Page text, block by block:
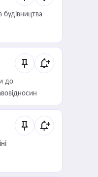
будівництва
до